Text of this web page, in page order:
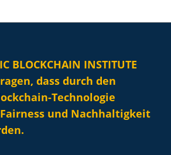
BLOCKCHAIN INSTITUTE
dass durch den
Technologie
und Nachhaltigkeit